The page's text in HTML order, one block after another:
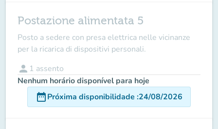
Postazione alimentata 5
Posto a sedere con presa elettrica nelle vicinanze
per la ricarica di dispositivi personali.
person 1 assento
Nenhum horário disponível para hoje
date_rangePróxima disponibilidade :24/08/2026